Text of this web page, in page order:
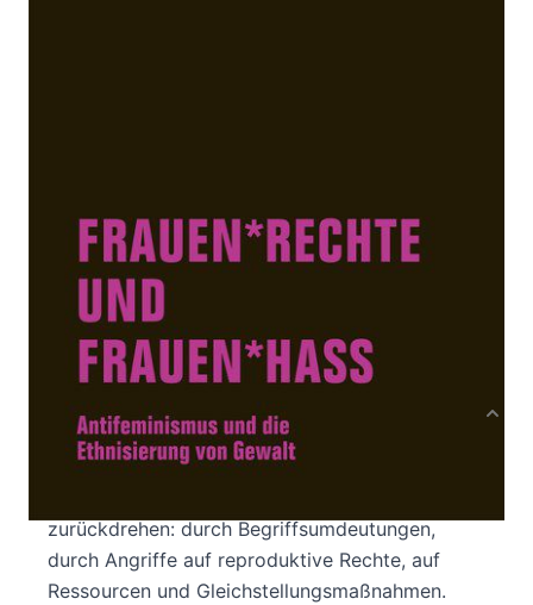
Paperback
ISBN: 978-3-95732-
410-8
Bibliografische Daten
Produktbeschreibung
Antifeminismus will die Errungenschaften der
zurückdrehen: durch Begriffsumdeutungen,
durch Angriffe auf reproduktive Rechte, auf
Ressourcen und Gleichstellungsmaßnahmen.